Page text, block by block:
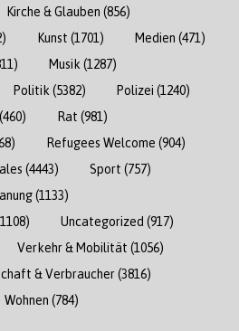
Kirche & Glauben (856)
Kunst (1701) Medien (471)
Musik (1287)
Politik (5382) Polizei (1240)
(460) Rat (981)
Refugees Welcome (904)
(4443) Sport (757)
(1133)
Uncategorized (917)
Verkehr & Mobilität (1056)
& Verbraucher(3816)
Wohnen (784)